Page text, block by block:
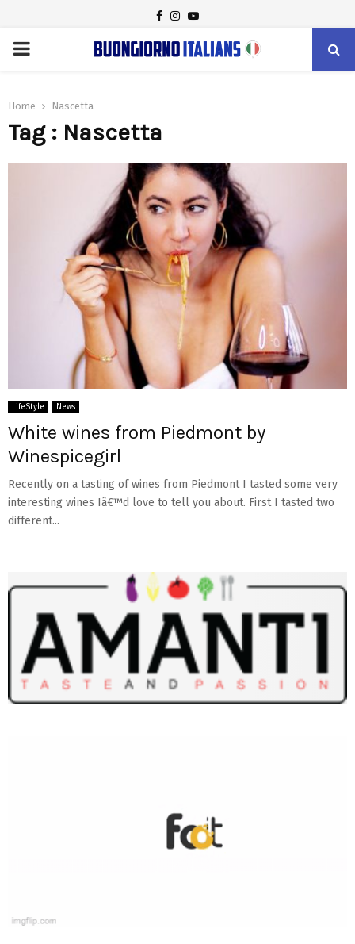
FACEBOOK
INSTAGRAM
YOUTUBE
PRIMARY
Home Nascetta
Tag : Nascetta
LifeStyle News
White wines from Piedmont by
Winespicegirl
Recently on a tasting of wines from Piedmont I tasted some very
interesting wines Iâ€™d love to tell you about. First I tasted two
different...